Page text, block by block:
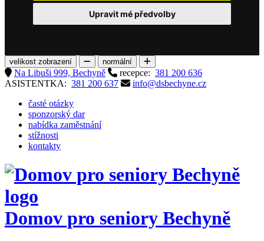
Upravit mé předvolby
velikost zobrazení normální
Na Libuši 999, Bechyně recepce: 381 200 636
ASISTENTKA: 381 200 637
info@dsbechyne.cz
časté otázky
sponzorský dar
nabídka zaměstnání
stížnosti
kontakty
Domov pro seniory Bechyně